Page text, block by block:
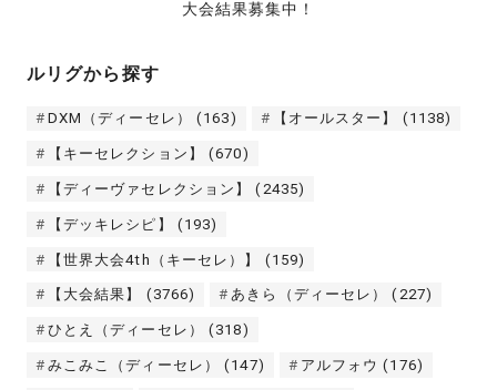
大会結果募集中！
ルリグから探す
DXM（ディーセレ） (163) 【オールスター】 (1138)
【キーセレクション】 (670)
【ディーヴァセレクション】 (2435)
【デッキレシピ】 (193)
【世界大会4th（キーセレ）】 (159)
【大会結果】 (3766) あきら（ディーセレ） (227)
ひとえ（ディーセレ） (318)
みこみこ（ディーセレ） (147) アルフォウ (176)